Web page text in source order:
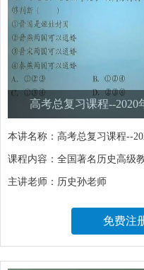
高考总复习课程--2020
本讲名称： 高考总复习课程--
课程内容：
主讲老师： 历史孙老师
免费注